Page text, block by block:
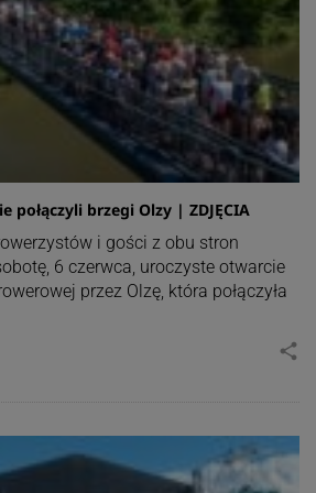
połączyli brzegi Olzy | ZDJĘCIA
i gości z obu stron
6 czerwca, uroczyste otwarcie
przez Olzę, która połączyła
share